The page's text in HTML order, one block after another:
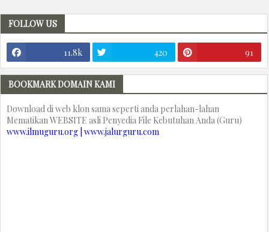
FOLLOW US
11.8k 420 91
BOOKMARK DOMAIN KAMI
Download di web klon sama seperti anda perlahan-lahan
Mematikan WEBSITE asli Penyedia File Kebutuhan Anda (Guru)
www.ilmuguru.org | www.jalurguru.com